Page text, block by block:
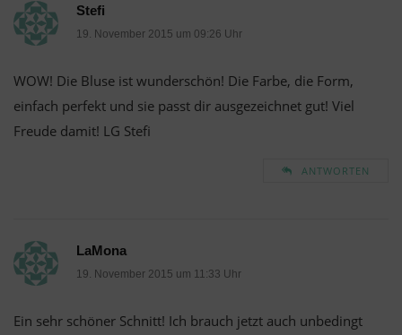
Stefi
19. November 2015 um 09:26 Uhr
WOW! Die Bluse ist wunderschön! Die Farbe, die Form,
einfach perfekt und sie passt dir ausgezeichnet gut! Viel
Freude damit! LG Stefi
ANTWORTEN
LaMona
19. November 2015 um 11:33 Uhr
Ein sehr schöner Schnitt! Ich brauch jetzt auch unbedingt